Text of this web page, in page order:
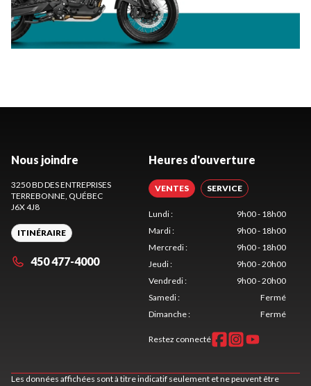
Nous joindre
3250 BD DES ENTREPRISES
TERREBONNE , QUÉBEC
J6X 4J8
ITINÉRAIRE
450 477-4000
Heures d'ouverture
VENTES SERVICE
Lundi:
9h00 - 18h00
Mardi:
9h00 - 18h00
Mercredi:
9h00 - 18h00
Jeudi:
9h00 - 20h00
Vendredi:
9h00 - 20h00
Samedi:
Fermé
Dimanche: Fermé
Restez connecté
Les données affichées sont à titre indicatif seulement et ne peuvent être